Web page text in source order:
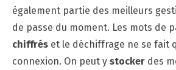
également partie des meilleurs
de passe du moment. Les mots de
chiffrés et le déchiffrage ne se fait
connexion. On peut y stocker des